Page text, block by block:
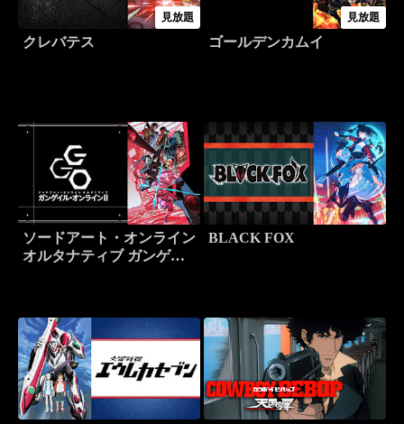
見放題
クレバテス
見放題
ゴールデンカムイ
ソードアート・オンライン
オルタナティブ ガンゲイ
BLACK FOX